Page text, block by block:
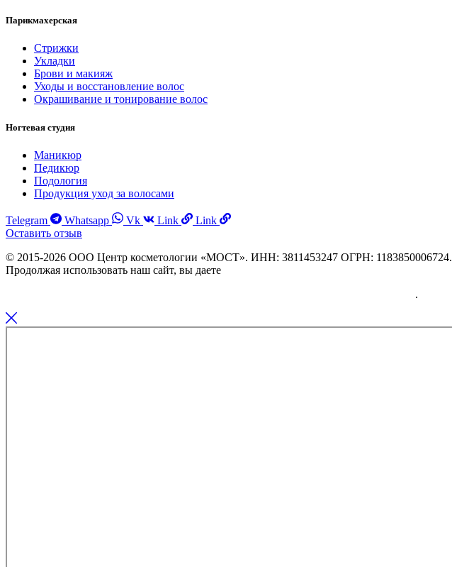
Парикмахерская
Стрижки
Укладки
Брови и макияж
Уходы и восстановление волос
Окрашивание и тонирование волос
Ногтевая студия
Маникюр
Педикюр
Подология
Продукция уход за волосами
Telegram Whatsapp Vk Link
Link
Оставить отзыв
© 2015-2026 ООО Центр косметологии «МОСТ». ИНН: 3811453247 ОГРН: 1183850006724.
Продолжая использовать наш сайт, вы даете
.